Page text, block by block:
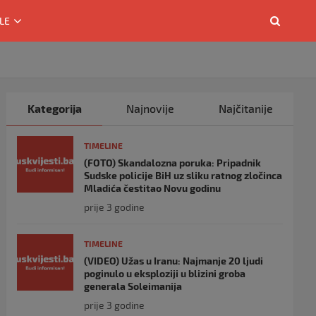
Kategorija Najnovije Najčitanije
TIMELINE
(FOTO) Skandalozna poruka: Pripadnik
Sudske policije BiH uz sliku ratnog zločinca
Mladića čestitao Novu godinu
prije 3 godine
TIMELINE
(VIDEO) Užas u Iranu: Najmanje 20 ljudi
poginulo u eksploziji u blizini groba
generala Soleimanija
prije 3 godine